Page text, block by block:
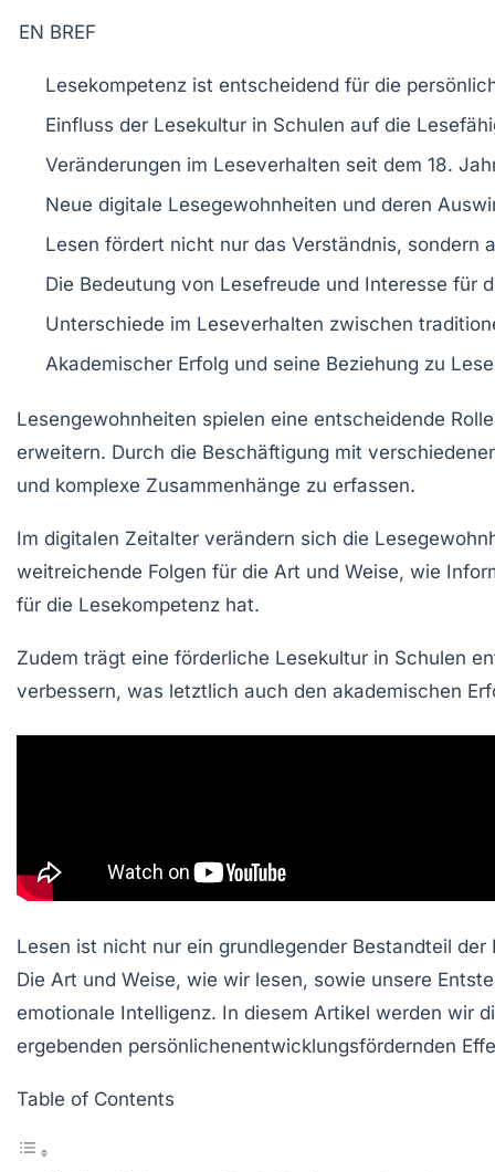
EN BREF
Lesekompetenz ist entscheidend für die
Einfluss der Lesekultur in Schulen auf die
Veränderungen im Leseverhalten seit dem 18.
Neue digitale Lesegewohnheiten und deren
Lesen fördert nicht nur das Verständnis, sondern
Die Bedeutung von Lesefreude und Interesse für
Unterschiede im Leseverhalten zwischen
Akademischer Erfolg und seine Beziehung zu
Lesengewohnheiten spielen eine entscheidende
erweitern. Durch die Beschäftigung mit
und komplexe Zusammenhänge zu erfassen.
Im digitalen Zeitalter verändern sich die
weitreichende Folgen für die Art und Weise, wie
für die Lesekompetenz hat.
Zudem trägt eine förderliche Lesekultur in Schulen
verbessern, was letztlich auch den akademischen
Lesen ist nicht nur ein grundlegender Bestandteil
Die Art und Weise, wie wir lesen, sowie unsere
emotionale Intelligenz. In diesem Artikel werden wir
ergebenden persönlichenentwicklungsfördernden
Table of Contents